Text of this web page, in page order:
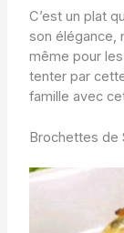
C’est un plat
son élégance,
même pour
tenter par
famille avec
Brochettes de